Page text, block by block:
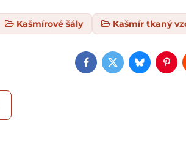
Kašmírové šály Kašmír tkaný
Facebook
TwitterBluesky